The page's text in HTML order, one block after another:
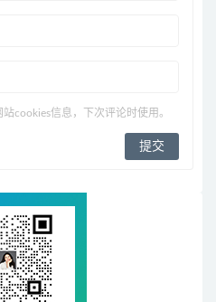
cookies信息，下次评论时使用。